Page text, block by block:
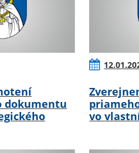
dokumentu
vo